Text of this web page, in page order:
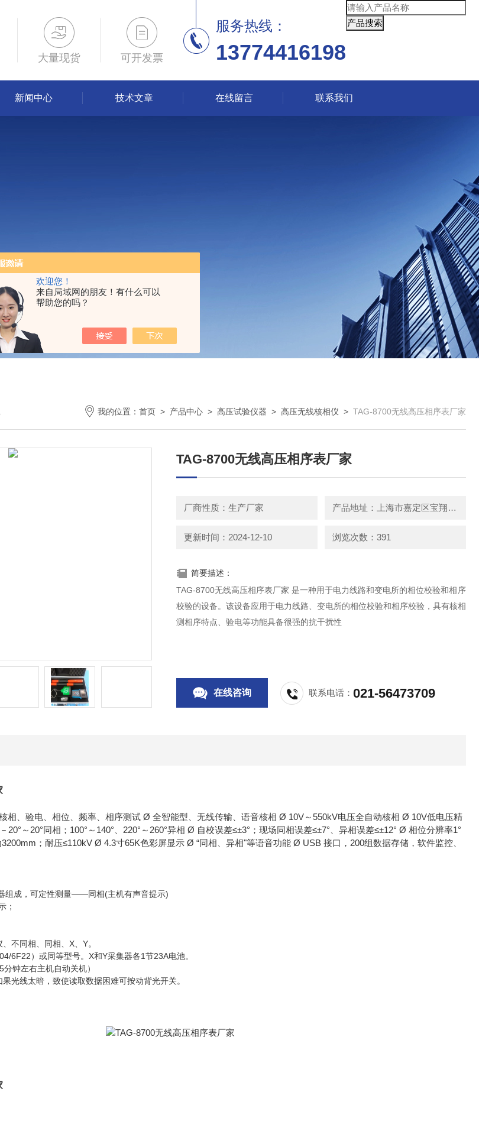
欢迎您！
来自局域网的朋友！有什么可以
帮助您的吗？
大量现货 可开发票
服务热线：
13774416198
新闻中心 技术文章 在线留言 联系我们
我的位置： 首页 > 产品中心 > 高压试验仪器 > 高压无线核相仪 > TAG-8700无线高压相序表厂家
TAG-8700无线高压相序表厂家
厂商性质：生产厂家 产品地址：上海市嘉定区宝翔路158号
更新时间：2024-12-10 浏览次数：391
简要描述：
TAG-8700无线高压相序表厂家 是一种用于‌电力线路和‌变电所的相位校验和相序
校验的设备‌。该设备应用于电力线路、变电所的相位校验和相序校验，具有核相
测相序特点、验电等功能具备很强的抗干扰性
在线咨询 联系电话：021-56473709
相、验电、相位、频率、相序测试 Ø 全智能型、无线传输、语音核相 Ø 10V～550kV电压全自动核相 Ø 10V低电压精
～20°同相；100°～140°、220°～260°异相 Ø 自校误差≤±3°；现场同相误差≤±7°、异相误差≤±12° Ø 相位分辨率1°
；耐压≤110kV Ø 4.3寸65K色彩屏显示 Ø “同相、异相"等语音功能 Ø USB 接口，200组数据存储，软件监控、
组成，可定性测量——同相(主机有声音提示)
；
不同相、同相、X、Y。
6F22）或同等型号。X和Y采集器各1节23A电池。
钟左右主机自动关机）
光线太暗，致使读取数据困难可按动背光开关。